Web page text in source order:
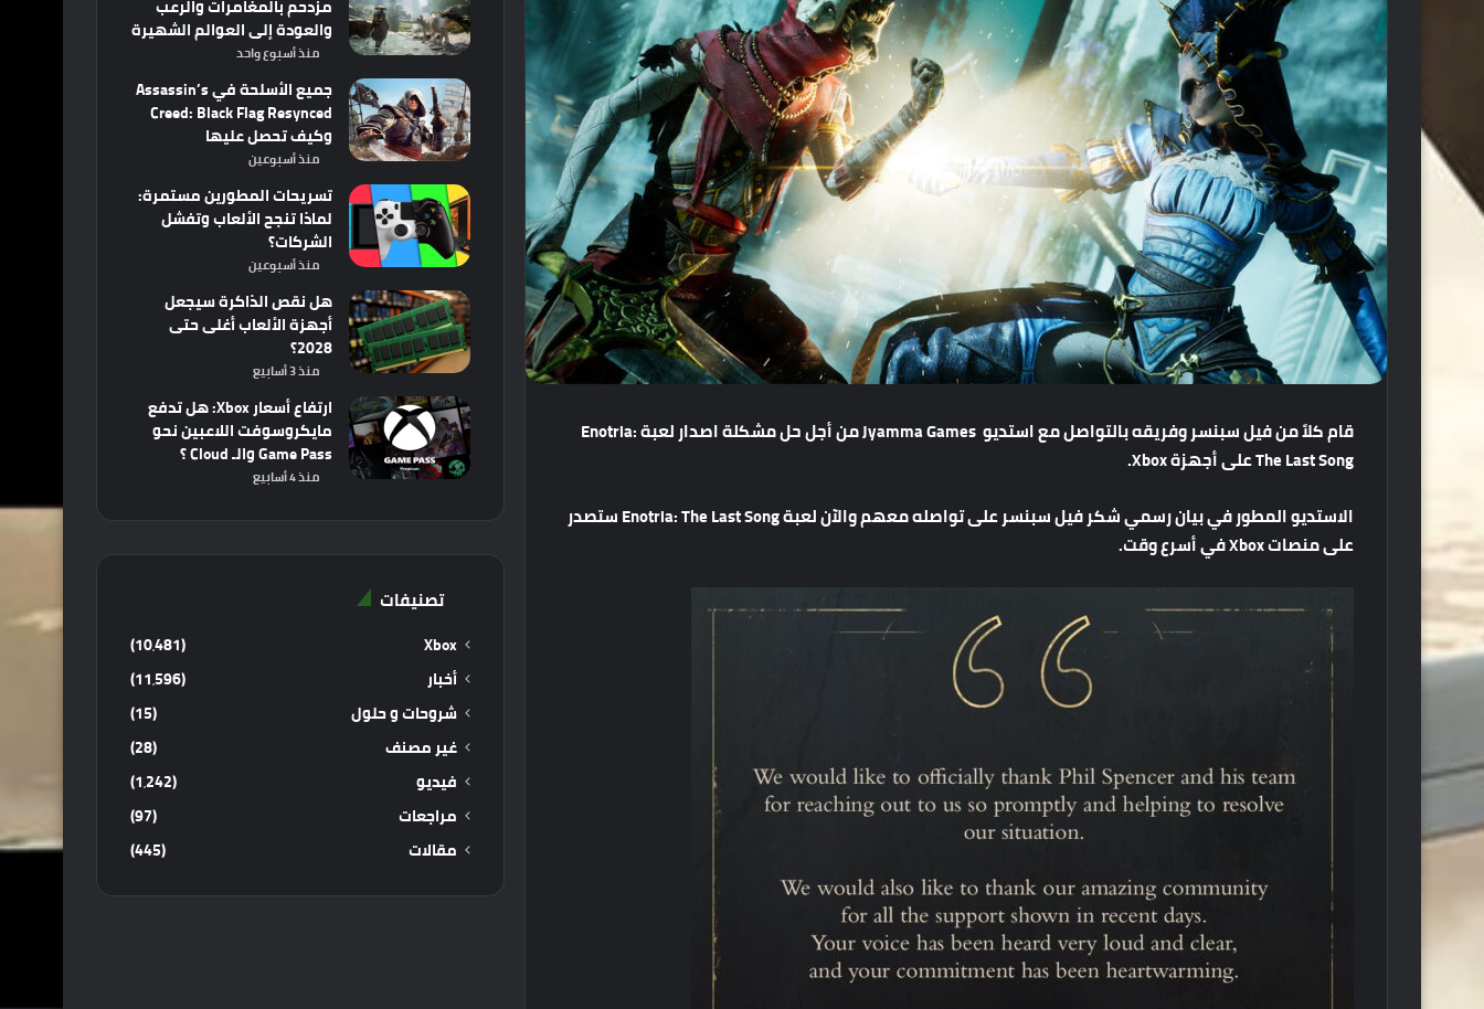
قامكلاًمنفيلسبنسروفريقهبالتواصلمعاستديو Jyamma GamesمنأجلحلمشكلةاصدارلعبةEnotria:
The Last Songعلىأجهزة
الاستديوالمطورفيبيانرسميشكرفيلسبنسرعلىتواصلهمعهموالآنلعبة
ستصدر
علىمنصاتXboxفيأسرعوقت.
مزدحم بالمغامرات والرعب
والعودة إلى العوالم الشهيرة
منذ أسبوع واحد
جميع الأسلحة في Assassin’s
Creed: Black Flag Resynced
وكيف تحصل عليها
منذ أسبوعين
تسريحات المطورين مستمرة:
لماذا تنجح الألعاب وتفشل
الشركات؟
منذ أسبوعين
هل نقص الذاكرة سيجعل
أجهزة الألعاب أغلى حتى
2028؟
منذ 3 أسابيع
ارتفاع أسعار Xbox: هل تدفع
مايكروسوفت اللاعبين نحو
Game Pass والـ Cloud ؟
منذ 4 أسابيع
تصنيفات
Xbox
(10٬481)
أخبار
(11٬596)
شروحات و حلول
(15)
غير مصنف
(28)
فيديو
(1٬242)
مراجعات
(97)
مقالات
(445)